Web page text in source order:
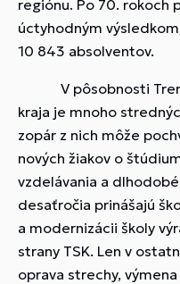
regiónu. Po 70. rokoch
úctyhodným
10 843 absolventov.
V pôsobnosti
kraja je mnoho
zopár z nich môže
nových žiakov o
vzdelávania a
desaťročia prinášajú
a modernizácii školy
strany TSK. Len v
oprava strechy,